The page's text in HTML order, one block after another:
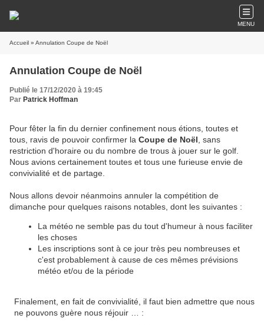
MENU
Accueil » Annulation Coupe de Noël
Annulation Coupe de Noël
Publié le 17/12/2020 à 19:45
Par Patrick Hoffman
Pour fêter la fin du dernier confinement nous étions, toutes et
tous, ravis de pouvoir confirmer la Coupe de Noël , sans
restriction d'horaire ou du nombre de trous à jouer sur le golf.
Nous avions certainement toutes et tous une furieuse envie de
convivialité et de partage.
Nous allons devoir néanmoins annuler la compétition de
dimanche pour quelques raisons notables, dont les suivantes :
La météo ne semble pas du tout d'humeur à nous faciliter
les choses
Les inscriptions sont à ce jour très peu nombreuses et
c'est probablement à cause de ces mêmes prévisions
météo et/ou de la période
Finalement, en fait de convivialité, il faut bien admettre que nous
ne pouvons guère nous réjouir … :